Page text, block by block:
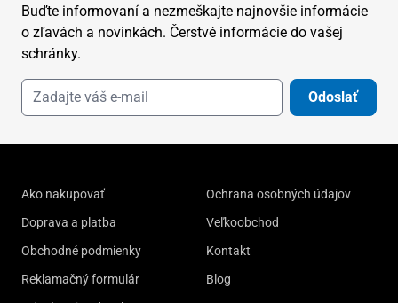
Buďte informovaní a nezmeškajte najnovšie informácie
o zľavách a novinkách. Čerstvé informácie do vašej
schránky.
Odoslať
Ako nakupovať
Doprava a platba
Obchodné podmienky
Reklamačný formulár
Ochrana osobných údajov
Veľkoobchod
Kontakt
Blog